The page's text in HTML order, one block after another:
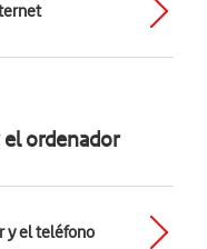
ordenador
y el teléfono